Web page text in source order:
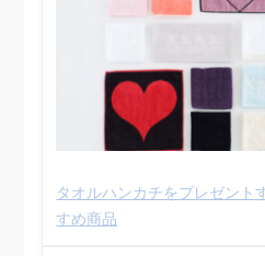
タオルハンカチをプレゼント
すめ商品